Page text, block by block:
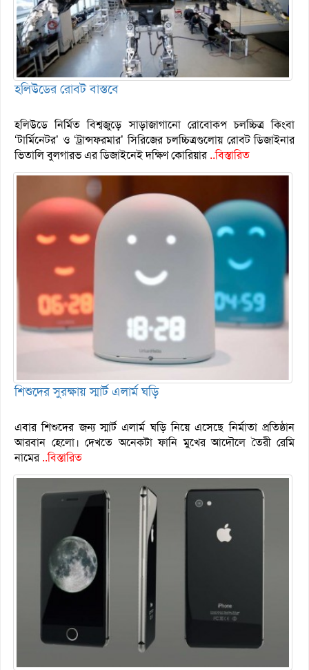
হলিউডের রোবট বাস্তবে
হলিউডে নির্মিত বিশ্বজুড়ে সাড়াজাগানো রোবোকপ চলচ্চিত্র কিংবা
‘টার্মিনেটর’ ও ‘ট্রান্সফরমার’ সিরিজের চলচ্চিত্রগুলোয় রোবট ডিজাইনার
ভিতালি বুলগারভ এর ডিজাইনেই দক্ষিণ কোরিয়ার..বিস্তারিত
শিশুদের সুরক্ষায় স্মার্ট এলার্ম ঘড়ি
এবার শিশুদের জন্য স্মার্ট এলার্ম ঘড়ি নিয়ে এসেছে নির্মাতা প্রতিষ্ঠান
আরবান হেলো। দেখতে অনেকটা ফানি মুখের আদৌলে তৈরী রেমি
নামের..বিস্তারিত